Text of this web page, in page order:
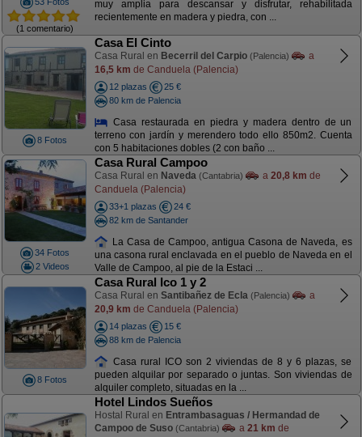
(1 comentario)
muy amplia para descansar y disfrutar, rehabilitada
recientemente en madera y piedra, con ...
8 Fotos
Casa El Cinto
Casa Rural en Becerril del Carpio (Palencia)
a
16,5 km de Canduela (Palencia)
12 plazas
25 €
80 km de Palencia
Casa restaurada en piedra y madera dentro de un
terreno con jardín y merendero todo ello 850m2. Cuenta
con 5 habitaciones dobles (2 con baño ...
34 Fotos
2 Videos
Casa Rural Campoo
Casa Rural en Naveda (Cantabria) a 20,8 km de
Canduela (Palencia)
33+1 plazas
24 €
82 km de Santander
La Casa de Campoo, antigua Casona de Naveda, es
una casona rural enclavada en el pueblo de Naveda en el
Valle de Campoo, al pie de la Estaci ...
8 Fotos
Casa Rural Ico 1 y 2
Casa Rural en Santibañez de Ecla (Palencia)
a
20,9 km de Canduela (Palencia)
14 plazas
15 €
88 km de Palencia
Casa rural ICO son 2 viviendas de 8 y 6 plazas, se
pueden alquilar por separado o juntas. Son viviendas de
alquiler completo, situadas en la ...
Hotel Lindos Sueños
Hostal Rural en Entrambasaguas / Hermandad de
Campoo de Suso (Cantabria) a 21 km de